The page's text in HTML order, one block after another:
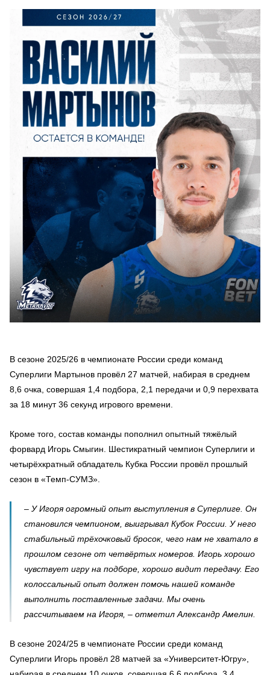
В сезоне 2025/26 в чемпионате России среди команд
Суперлиги Мартынов провёл 27 матчей, набирая в среднем
8,6 очка, совершая 1,4 подбора, 2,1 передачи и 0,9 перехвата
за 18 минут 36 секунд игрового времени.
Кроме того, состав команды пополнил опытный тяжёлый
форвард Игорь Смыгин. Шестикратный чемпион Суперлиги и
четырёхкратный обладатель Кубка России провёл прошлый
сезон в «Темп-СУМЗ».
– У Игоря огромный опыт выступления в Суперлиге. Он
становился чемпионом, выигрывал Кубок России. У него
стабильный трёхочковый бросок, чего нам не хватало в
прошлом сезоне от четвёртых номеров. Игорь хорошо
чувствует игру на подборе, хорошо видит передачу. Его
колоссальный опыт должен помочь нашей команде
выполнить поставленные задачи. Мы очень
рассчитываем на Игоря, – отметил Александр Амелин.
В сезоне 2024/25 в чемпионате России среди команд
Суперлиги Игорь провёл 28 матчей за «Университет-Югру»,